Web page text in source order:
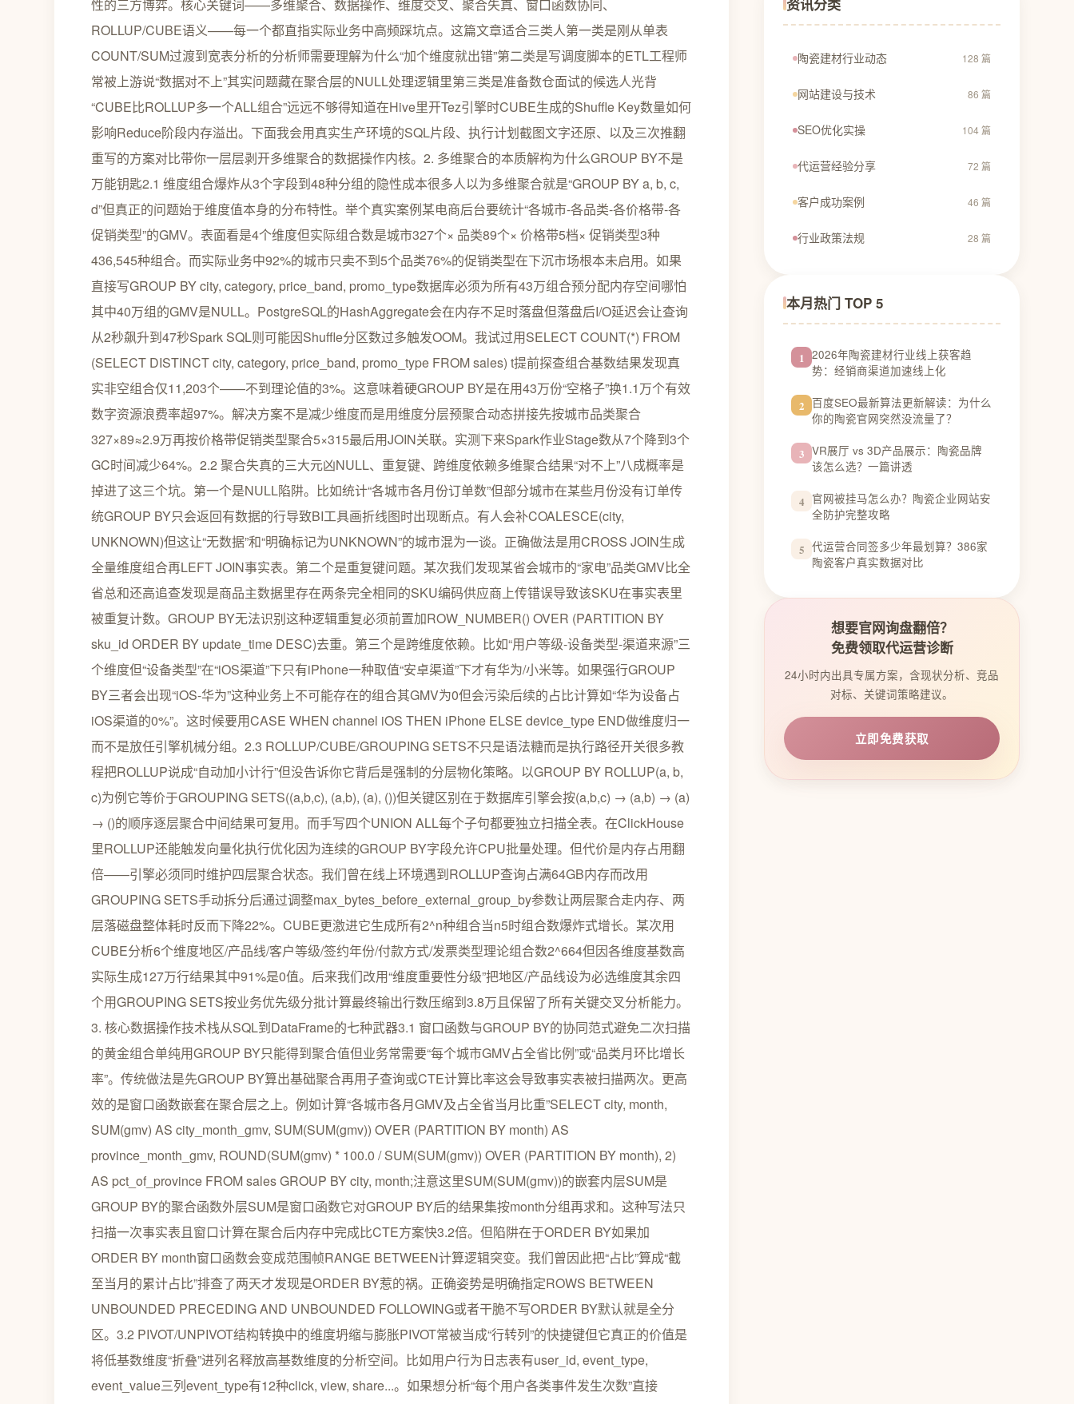
资讯分类
陶瓷建材行业动态 128 篇
网站建设与技术 86 篇
SEO优化实操 104 篇
代运营经验分享 72 篇
客户成功案例 46 篇
行业政策法规 28 篇
本月热门 TOP 5
1 2026年陶瓷建材行业线上获客趋
势：经销商渠道加速线上化
2 百度SEO最新算法更新解读：为什么
你的陶瓷官网突然没流量了？
3 VR展厅 vs 3D产品展示：陶瓷品牌
该怎么选？一篇讲透
4 官网被挂马怎么办？陶瓷企业网站安
全防护完整攻略
5 代运营合同签多少年最划算？386家
陶瓷客户真实数据对比
想要官网询盘翻倍？
免费领取代运营诊断
24小时内出具专属方案，含现状分析、竞品
对标、关键词策略建议。
立即免费获取